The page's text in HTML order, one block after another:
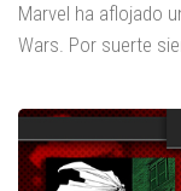
Marvel ha aflojado
Wars. Por suerte